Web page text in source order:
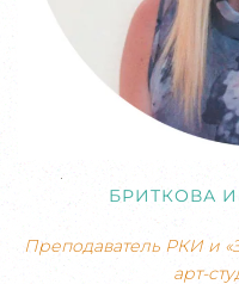
БРИТКОВА
Преподаватель РКИ и
арт-